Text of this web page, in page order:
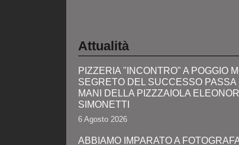
Attualità
PIZZERIA "INCONTRO" A POGGIO
SEGRETO DEL SUCCESSO PASSA
MANI DELLA PIZZZAIOLA
SIMONETTI
6 Agosto 2026
ABBIAMO IMPARATO A